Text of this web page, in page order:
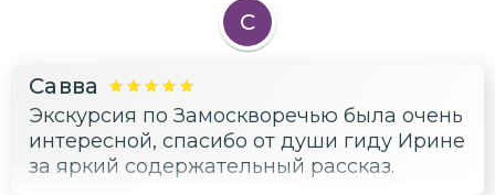
С
Савва
Экскурсия по Замоскворечью была очень
интересной, спасибо от души гиду Ирине
за яркий содержательный рассказ.